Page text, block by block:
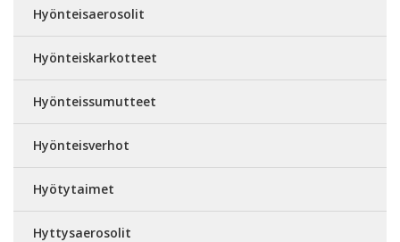
Hyönteisaerosolit
Hyönteiskarkotteet
Hyönteissumutteet
Hyönteisverhot
Hyötytaimet
Hyttysaerosolit